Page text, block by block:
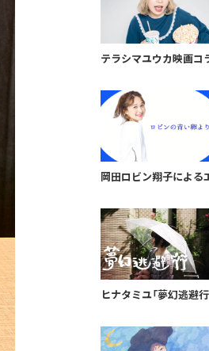
テラシマユウカ映画コ
岡田ロビン翔子による
ヒナタミユ「夢幻逃避行